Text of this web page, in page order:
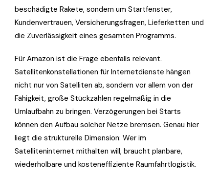
beschädigte Rakete, sondern um Startfenster,
Kundenvertrauen, Versicherungsfragen, Lieferketten und
die Zuverlässigkeit eines gesamten Programms.
Für Amazon ist die Frage ebenfalls relevant.
Satellitenkonstellationen für Internetdienste hängen
nicht nur von Satelliten ab, sondern vor allem von der
Fähigkeit, große Stückzahlen regelmäßig in die
Umlaufbahn zu bringen. Verzögerungen bei Starts
können den Aufbau solcher Netze bremsen. Genau hier
liegt die strukturelle Dimension: Wer im
Satelliteninternet mithalten will, braucht planbare,
wiederholbare und kosteneffiziente Raumfahrtlogistik.